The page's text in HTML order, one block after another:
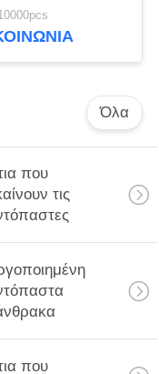
αφαιρούν
για βαθύ
Όλα
που
τις
που